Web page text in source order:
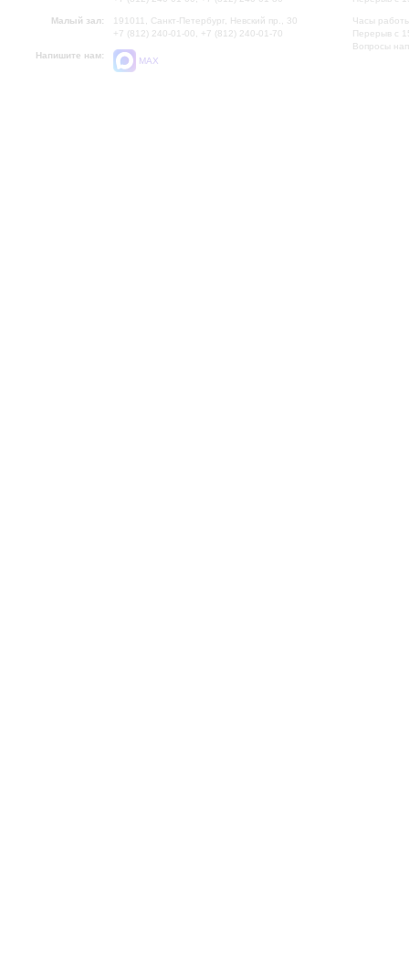
Малый зал:
191011, Санкт-Петербург, Невский пр., 30
+7 (812) 240-01-00, +7 (812) 240-01-70
Напишите нам:
MAX
Часы
Перерыв с
Вопросы